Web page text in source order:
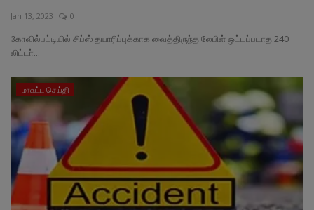
வேலைவாய்ப்பு
தொழில்நுட்பம்
மக்கள் புகார்கள்
சிறப்பு செய்திகள்
Jan 13, 2023 0
கோவில்பட்டியில் சிப்ஸ் தயாரிப்புக்காக வைத்திருந்த லேபிள் ஒட்டப்படாத 240
லிட்டா்...
மாவட்ட செய்தி